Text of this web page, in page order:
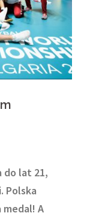
do lat 21,
Polska
medal! A